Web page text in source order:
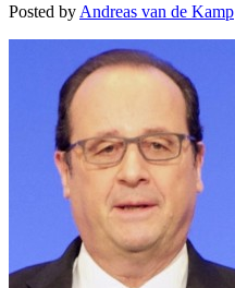
Posted by Andreas van de Kamp